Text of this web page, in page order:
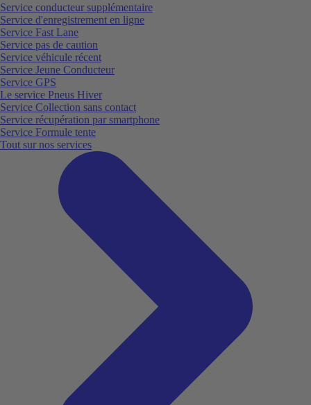
Service conducteur supplémentaire
Service d'enregistrement en ligne
Service Fast Lane
Service pas de caution
Service véhicule récent
Service Jeune Conducteur
Service GPS
Le service Pneus Hiver
Service Collection sans contact
Service récupération par smartphone
Service Formule tente
Tout sur nos services